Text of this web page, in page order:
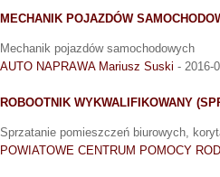
MECHANIK POJAZDÓW
Mechanik pojazdów samochodowych
AUTO NAPRAWA Mariusz Suski - 2016-
ROBOOTNIK WYKWALIFIKOWANY
Sprzatanie pomieszczeń biurowych,
POWIATOWE CENTRUM POMOCY